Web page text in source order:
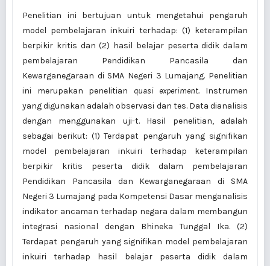
Penelitian ini bertujuan untuk mengetahui pengaruh
model pembelajaran inkuiri terhadap: (1) keterampilan
berpikir kritis dan (2) hasil belajar peserta didik dalam
pembelajaran Pendidikan Pancasila dan
Kewarganegaraan di SMA Negeri 3 Lumajang. Penelitian
ini merupakan penelitian quasi experiment. Instrumen
yang digunakan adalah observasi dan tes. Data dianalisis
dengan menggunakan uji-t. Hasil penelitian, adalah
sebagai berikut: (1) Terdapat pengaruh yang signifikan
model pembelajaran inkuiri terhadap keterampilan
berpikir kritis peserta didik dalam pembelajaran
Pendidikan Pancasila dan Kewarganegaraan di SMA
Negeri 3 Lumajang pada Kompetensi Dasar menganalisis
indikator ancaman terhadap negara dalam membangun
integrasi nasional dengan Bhineka Tunggal Ika. (2)
Terdapat pengaruh yang signifikan model pembelajaran
inkuiri terhadap hasil belajar peserta didik dalam